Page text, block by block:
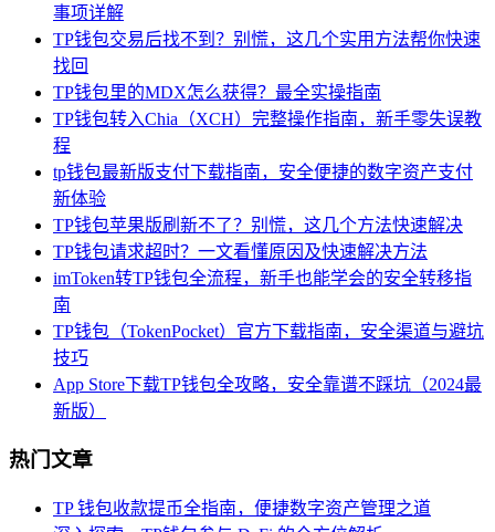
事项详解
TP钱包交易后找不到？别慌，这几个实用方法帮你快速
找回
TP钱包里的MDX怎么获得？最全实操指南
TP钱包转入Chia（XCH）完整操作指南，新手零失误教
程
tp钱包最新版支付下载指南，安全便捷的数字资产支付
新体验
TP钱包苹果版刷新不了？别慌，这几个方法快速解决
TP钱包请求超时？一文看懂原因及快速解决方法
imToken转TP钱包全流程，新手也能学会的安全转移指
南
TP钱包（TokenPocket）官方下载指南，安全渠道与避坑
技巧
App Store下载TP钱包全攻略，安全靠谱不踩坑（2024最
新版）
热门文章
TP 钱包收款提币全指南，便捷数字资产管理之道